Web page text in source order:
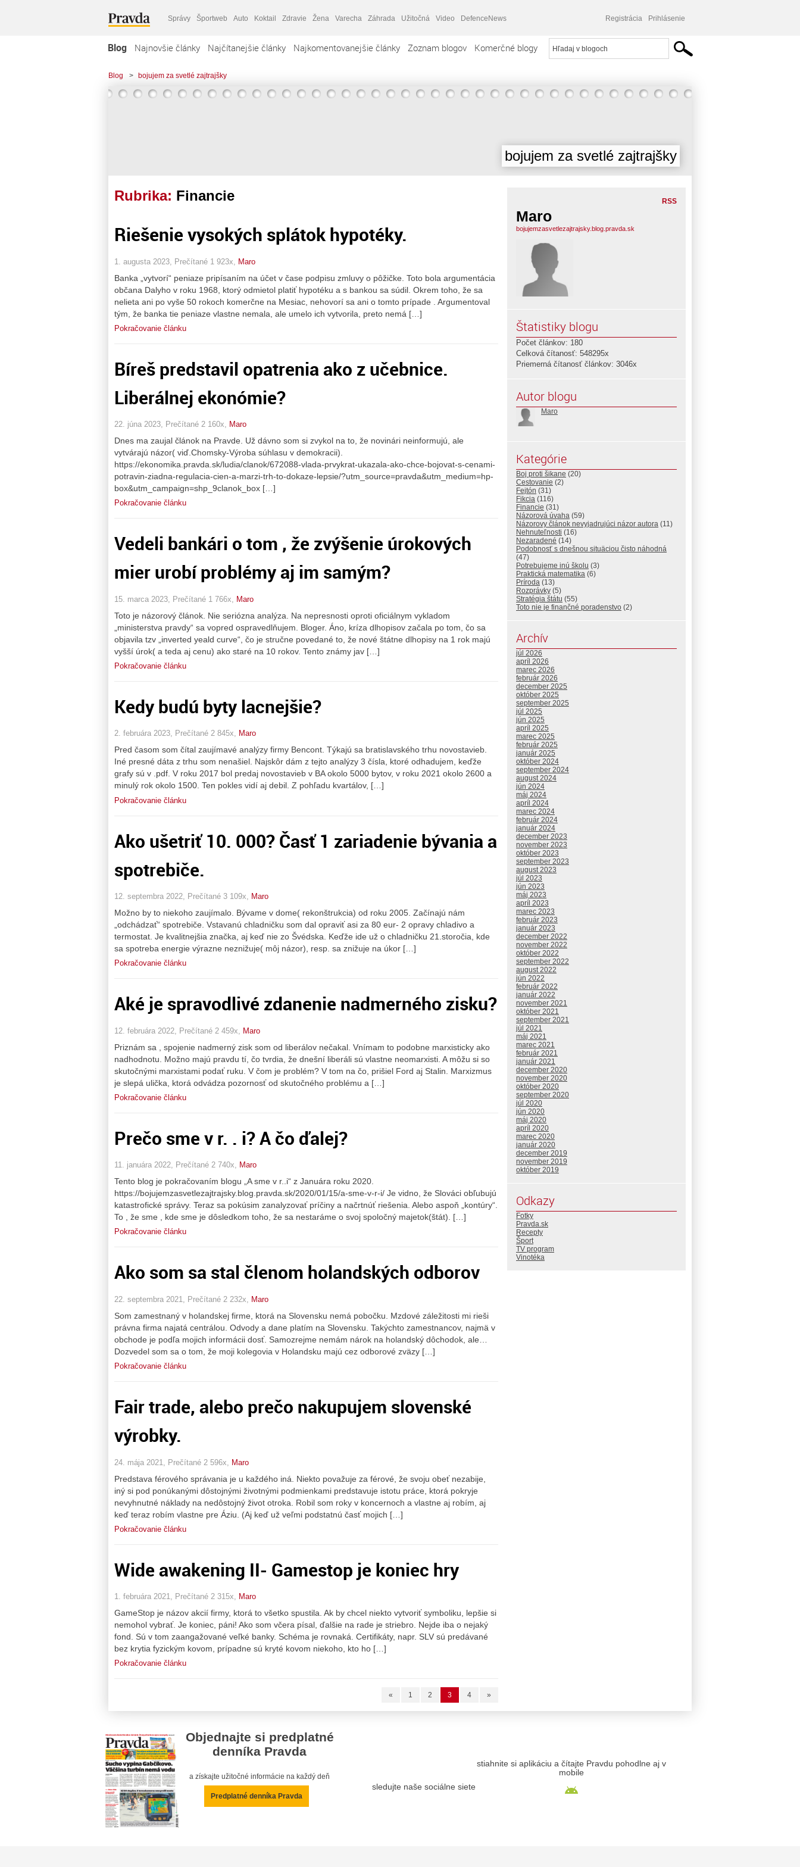
Správy Športweb Auto Koktail Zdravie Žena Varecha Záhrada Užitočná Video DefenceNews Registrácia Prihlásenie
Blog Najnovšie články Najčítanejšie články Najkomentovanejšie články Zoznam blogov Komerčné blogy
Blog > bojujem za svetlé zajtrajšky
bojujem za svetlé zajtrajšky
Rubrika: Financie
Riešenie vysokých splátok hypotéky.
1. augusta 2023, Prečítané 1 923x, Maro
Banka „vytvorí“ peniaze pripísaním na účet v čase podpisu zmluvy o pôžičke. Toto bola argumentácia
občana Dalyho v roku 1968, ktorý odmietol platiť hypotéku a s bankou sa súdil. Okrem toho, že sa
nelieta ani po vyše 50 rokoch komerčne na Mesiac, nehovorí sa ani o tomto prípade . Argumentoval
tým, že banka tie peniaze vlastne nemala, ale umelo ich vytvorila, preto nemá […]
Pokračovanie článku
Bíreš predstavil opatrenia ako z učebnice.
Liberálnej ekonómie?
22. júna 2023, Prečítané 2 160x, Maro
Dnes ma zaujal článok na Pravde. Už dávno som si zvykol na to, že novinári neinformujú, ale
vytvárajú názor( viď.Chomsky-Výroba súhlasu v demokracii).
https://ekonomika.pravda.sk/ludia/clanok/672088-vlada-prvykrat-ukazala-ako-chce-bojovat-s-cenami-
potravin-ziadna-regulacia-cien-a-marzi-trh-to-dokaze-lepsie/?utm_source=pravda&utm_medium=hp-
box&utm_campaign=shp_9clanok_box […]
Pokračovanie článku
Vedeli bankári o tom , že zvýšenie úrokových
mier urobí problémy aj im samým?
15. marca 2023, Prečítané 1 766x, Maro
Toto je názorový článok. Nie seriózna analýza. Na nepresnosti oproti oficiálnym vykladom
„ministerstva pravdy“ sa vopred ospravedlňujem. Bloger. Áno, kríza dlhopisov začala po tom, čo sa
objavila tzv „inverted yeald curve“, čo je stručne povedané to, že nové štátne dlhopisy na 1 rok majú
vyšší úrok( a teda aj cenu) ako staré na 10 rokov. Tento známy jav […]
Pokračovanie článku
Kedy budú byty lacnejšie?
2. februára 2023, Prečítané 2 845x, Maro
Pred časom som čítal zaujímavé analýzy firmy Bencont. Týkajú sa bratislavského trhu novostavieb.
Iné presné dáta z trhu som nenašiel. Najskôr dám z tejto analýzy 3 čísla, ktoré odhadujem, keďže
grafy sú v .pdf. V roku 2017 bol predaj novostavieb v BA okolo 5000 bytov, v roku 2021 okolo 2600 a
minulý rok okolo 1500. Ten pokles vidí aj debil. Z pohľadu kvartálov, […]
Pokračovanie článku
Ako ušetriť 10. 000? Časť 1 zariadenie bývania a
spotrebiče.
12. septembra 2022, Prečítané 3 109x, Maro
Možno by to niekoho zaujímalo. Bývame v dome( rekonštrukcia) od roku 2005. Začínajú nám
„odchádzať“ spotrebiče. Vstavanú chladničku som dal opraviť asi za 80 eur- 2 opravy chladivo a
termostat. Je kvalitnejšia značka, aj keď nie zo Švédska. Keďže ide už o chladničku 21.storočia, kde
sa spotreba energie výrazne neznižuje( môj názor), resp. sa znižuje na úkor […]
Pokračovanie článku
Aké je spravodlivé zdanenie nadmerného zisku?
12. februára 2022, Prečítané 2 459x, Maro
Priznám sa , spojenie nadmerný zisk som od liberálov nečakal. Vnímam to podobne marxisticky ako
nadhodnotu. Možno majú pravdu tí, čo tvrdia, že dnešní liberáli sú vlastne neomarxisti. A môžu si so
skutočnými marxistami podať ruku. V čom je problém? V tom na čo, prišiel Ford aj Stalin. Marxizmus
je slepá ulička, ktorá odvádza pozornosť od skutočného problému a […]
Pokračovanie článku
Prečo sme v r. . i? A čo ďalej?
11. januára 2022, Prečítané 2 740x, Maro
Tento blog je pokračovaním blogu „A sme v r..i“ z Januára roku 2020.
https://bojujemzasvetlezajtrajsky.blog.pravda.sk/2020/01/15/a-sme-v-r-i/ Je vidno, že Slováci obľubujú
katastrofické správy. Teraz sa pokúsim zanalyzovať príčiny a načrtnúť riešenia. Alebo aspoň „kontúry“.
To , že sme , kde sme je dôsledkom toho, že sa nestaráme o svoj spoločný majetok(štát). […]
Pokračovanie článku
Ako som sa stal členom holandských odborov
22. septembra 2021, Prečítané 2 232x, Maro
Som zamestnaný v holandskej firme, ktorá na Slovensku nemá pobočku. Mzdové záležitosti mi rieši
právna firma najatá centrálou. Odvody a dane platím na Slovensku. Takýchto zamestnancov, najmä v
obchode je podľa mojich informácii dosť. Samozrejme nemám nárok na holandský dôchodok, ale…
Dozvedel som sa o tom, že moji kolegovia v Holandsku majú cez odborové zväzy […]
Pokračovanie článku
Fair trade, alebo prečo nakupujem slovenské
výrobky.
24. mája 2021, Prečítané 2 596x, Maro
Predstava férového správania je u každého iná. Niekto považuje za férové, že svoju obeť nezabije,
iný si pod ponúkanými dôstojnými životnými podmienkami predstavuje istotu práce, ktorá pokryje
nevyhnutné náklady na nedôstojný život otroka. Robil som roky v koncernoch a vlastne aj robím, aj
keď teraz robím vlastne pre Áziu. (Aj keď už veľmi podstatnú časť mojich […]
Pokračovanie článku
Wide awakening II- Gamestop je koniec hry
1. februára 2021, Prečítané 2 315x, Maro
GameStop je názov akcií firmy, ktorá to všetko spustila. Ak by chcel niekto vytvoriť symboliku, lepšie si
nemohol vybrať. Je koniec, páni! Ako som včera písal, ďalšie na rade je striebro. Nejde iba o nejaký
fond. Sú v tom zaangažované veľké banky. Schéma je rovnaká. Certifikáty, napr. SLV sú predávané
bez krytia fyzickým kovom, prípadne sú kryté kovom niekoho, kto ho […]
Pokračovanie článku
« 1 2 3 4 »
RSS
Maro
bojujemzasvetlezajtrajsky.blog.pravda.sk
Štatistiky blogu
Počet článkov: 180
Celková čítanosť: 548295x
Priemerná čítanosť článkov: 3046x
Autor blogu
Maro
Kategórie
Boj proti šikane (20)
Cestovanie (2)
Fejtón (31)
Fikcia (116)
Financie (31)
Názorová úvaha (59)
Názorovy článok nevyjadrujúci názor autora (11)
Nehnuteľnosti (16)
Nezaradené (14)
Podobnosť s dnešnou situäciou čisto náhodná
(47)
Potrebujeme inú školu (3)
Praktická matematika (6)
Príroda (13)
Rozprávky (5)
Stratégia štátu (55)
Toto nie je finančné poradenstvo (2)
Archív
júl 2026
apríl 2026
marec 2026
február 2026
december 2025
október 2025
september 2025
júl 2025
jún 2025
apríl 2025
marec 2025
február 2025
január 2025
október 2024
september 2024
august 2024
jún 2024
máj 2024
apríl 2024
marec 2024
február 2024
január 2024
december 2023
november 2023
október 2023
september 2023
august 2023
júl 2023
jún 2023
máj 2023
apríl 2023
marec 2023
február 2023
január 2023
december 2022
november 2022
október 2022
september 2022
august 2022
jún 2022
február 2022
január 2022
november 2021
október 2021
september 2021
júl 2021
máj 2021
marec 2021
február 2021
január 2021
december 2020
november 2020
október 2020
september 2020
júl 2020
jún 2020
máj 2020
apríl 2020
marec 2020
január 2020
december 2019
november 2019
október 2019
Odkazy
Fotky
Pravda.sk
Recepty
Šport
TV program
Vinotéka
Objednajte si predplatné
denníka Pravda
a získajte užitočné informácie na každý deň
Predplatné denníka Pravda
sledujte naše sociálne siete
stiahnite si aplikáciu a čítajte Pravdu pohodlne aj v
mobile